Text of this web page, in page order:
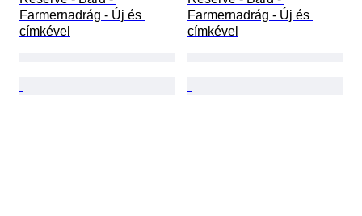
Farmernadrág - Új és
címkével
Farmernadrág - Új és
címkével